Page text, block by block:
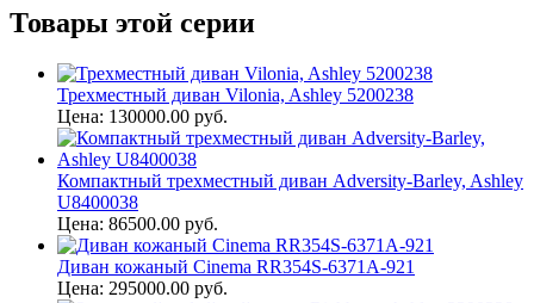
Товары этой серии
Трехместный диван Vilonia, Ashley 5200238
Цена: 130000.00 руб.
Компактный трехместный диван Adversity-Barley, Ashley
U8400038
Цена: 86500.00 руб.
Диван кожаный Cinema RR354S-6371A-921
Цена: 295000.00 руб.